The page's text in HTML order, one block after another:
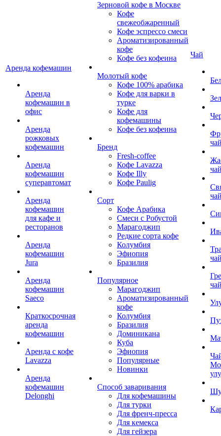
Аренда кофемашин
Аренда
кофемашин в
офис
Аренда
рожковых
кофемашин
Аренда
кофемашин
суперавтомат
Аренда
кофемашин
для кафе и
ресторанов
Аренда
кофемашин
Jura
Аренда
кофемашин
Saeco
Краткосрочная
аренда
кофемашин
Аренда с кофе
Lavazza
Аренда
кофемашин
Delonghi
Зерновой кофе в Москве
Кофе
свежеобжаренный
Кофе эспрессо смеси
Ароматизированный
кофе
Кофе без кофеина
Молотый кофе
Кофе 100% арабика
Кофе для варки в
турке
Кофе для
кофемашины
Кофе без кофеина
Бренд
Fresh-coffee
Кофе Lavazza
Кофе Illy
Кофе Paulig
Сорт
Кофе Арабика
Смеси с Робустой
Марагоджип
Редкие сорта кофе
Колумбия
Эфиопия
Бразилия
Популярное
Марагоджип
Ароматизированный
кофе
Колумбия
Бразилия
Доминикана
Куба
Эфиопия
Популярные
Новинки
Способ заваривания
Для кофемашины
Для турки
Для френч-пресса
Для кемекса
Для гейзера
Чай
Шу